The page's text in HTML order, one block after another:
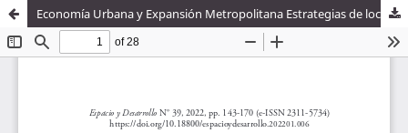
Economía Urbana y Expansión Metropolitana Estrategias de localización de los grupos empresariales en la Región Metropolitana de Belém